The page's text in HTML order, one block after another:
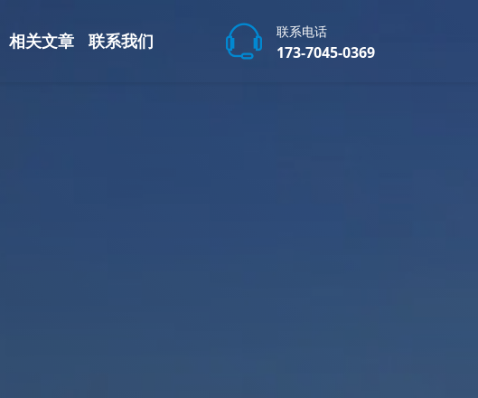
相关文章 联系我们 联系电话
173-7045-0369